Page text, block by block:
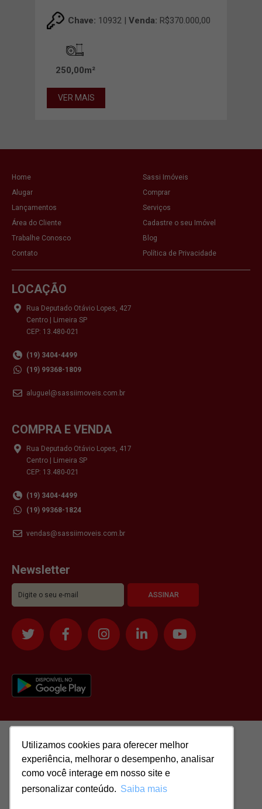
Utilizamos cookies para oferecer melhor
experiência, melhorar o desempenho, analisar
como você interage em nosso site e
personalizar conteúdo. Saiba mais
Utilizamos cookies para oferecer melhor
experiência, melhorar o desempenho, analisar
como você interage em nosso site e
personalizar conteúdo. Saiba mais
Chave: 10932 | Venda: R$370.000,00
250,00m²
VER MAIS
Home
Sassi Imóveis
Alugar
Comprar
Lançamentos
Serviços
Área do Cliente
Cadastre o seu Imóvel
Trabalhe Conosco
Blog
Contato
Política de Privacidade
LOCAÇÃO
Rua Deputado Otávio Lopes, 427
Centro | Limeira SP
CEP: 13.480-021
(19) 3404-4499
(19) 99368-1809
aluguel@sassiimoveis.com.br
COMPRA E VENDA
Rua Deputado Otávio Lopes, 417
Centro | Limeira SP
CEP: 13.480-021
(19) 3404-4499
(19) 99368-1824
vendas@sassiimoveis.com.br
Newsletter